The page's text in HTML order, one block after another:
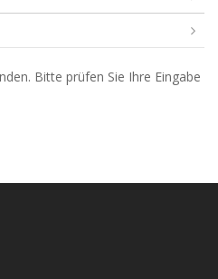
Bitte prüfen Sie Ihre Eingabe